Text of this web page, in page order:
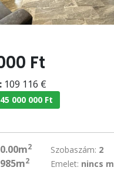
Ft
109 116 €
000 000 Ft
2
2
Szobaszám: 2
Emelet: nincs